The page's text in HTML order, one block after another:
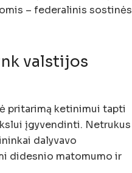
– federalinis sostinės
valstijos
pritarimą ketinimui tapti
įgyvendinti. Netrukus
dalyvavo
didesnio matomumo ir